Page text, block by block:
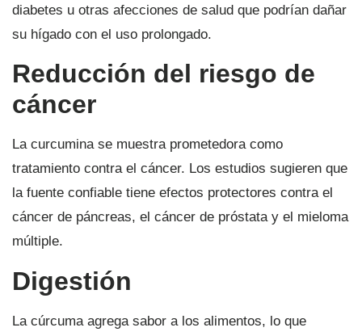
diabetes u otras afecciones de salud que podrían dañar
su hígado con el uso prolongado.
Reducción del riesgo de
cáncer
La curcumina se muestra prometedora como
tratamiento contra el cáncer. Los estudios sugieren que
la fuente confiable tiene efectos protectores contra el
cáncer de páncreas, el cáncer de próstata y el mieloma
múltiple.
Digestión
La cúrcuma agrega sabor a los alimentos, lo que